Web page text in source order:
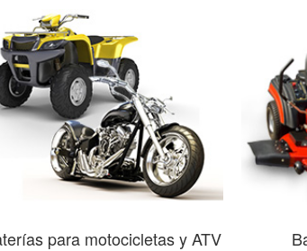
para motocicletas y ATV